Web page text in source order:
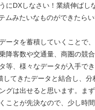
にDXしなさい！業績伸ばし
ムみたいなものができたら
ータを蓄積していくことで
降客数や交通量、商圏の競
等、様々なデータが入手で
てきたデータと結合し、分
グは出せると思います。ま
ことが先決なので、少し時